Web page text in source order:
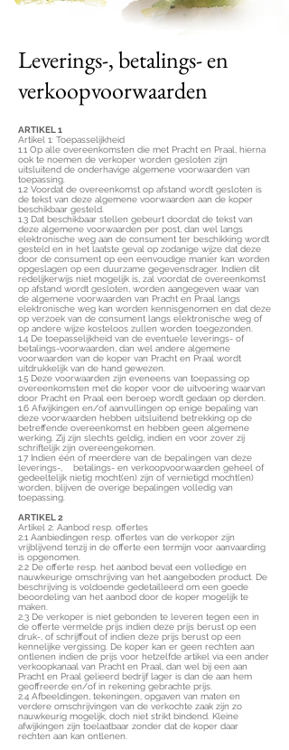
Leverings-, betalings- en
verkoopvoorwaarden
ARTIKEL 1
Artikel 1: Toepasselijkheid
1.1 Op alle overeenkomsten die met Pracht en Praal, hierna
ook te noemen de verkoper worden gesloten zijn
uitsluitend de onderhavige algemene voorwaarden van
toepassing.
1.2 Voordat de overeenkomst op afstand wordt gesloten is
de tekst van deze algemene voorwaarden aan de koper
beschikbaar gesteld.
1.3 Dat beschikbaar stellen gebeurt doordat de tekst van
deze algemene voorwaarden per post, dan wel langs
elektronische weg aan de consument ter beschikking wordt
gesteld en in het laatste geval op zodanige wijze dat deze
door de consument op een eenvoudige manier kan worden
opgeslagen op een duurzame gegevensdrager. Indien dit
redelijkerwijs niet mogelijk is, zal voordat de overeenkomst
op afstand wordt gesloten, worden aangegeven waar van
de algemene voorwaarden van Pracht en Praal langs
elektronische weg kan worden kennisgenomen en dat deze
op verzoek van de consument langs elektronische weg of
op andere wijze kosteloos zullen worden toegezonden.
1.4 De toepasselijkheid van de eventuele leverings- of
betalings-voorwaarden, dan wel andere algemene
voorwaarden van de koper van Pracht en Praal wordt
uitdrukkelijk van de hand gewezen.
1.5 Deze voorwaarden zijn eveneens van toepassing op
overeenkomsten met de koper voor de uitvoering waarvan
door Pracht en Praal een beroep wordt gedaan op derden.
1.6 Afwijkingen en/of aanvullingen op enige bepaling van
deze voorwaarden hebben uitsluitend betrekking op de
betreffende overeenkomst en hebben geen algemene
werking. Zij zijn slechts geldig, indien en voor zover zij
schriftelijk zijn overeengekomen.
1.7 Indien één of meerdere van de bepalingen van deze
leverings-, betalings- en verkoopvoorwaarden geheel of
gedeeltelijk nietig mocht(en) zijn of vernietigd mocht(en)
worden, blijven de overige bepalingen volledig van
toepassing.
ARTIKEL 2
Artikel 2: Aanbod resp. offertes
2.1 Aanbiedingen resp. offertes van de verkoper zijn
vrijblijvend tenzij in de offerte een termijn voor aanvaarding
is opgenomen.
2.2 De offerte resp. het aanbod bevat een volledige en
nauwkeurige omschrijving van het aangeboden product. De
beschrijving is voldoende gedetailleerd om een goede
beoordeling van het aanbod door de koper mogelijk te
maken.
2.3 De verkoper is niet gebonden te leveren tegen een in
de offerte vermelde prijs indien deze prijs berust op een
druk-, of schrijffout of indien deze prijs berust op een
kennelijke vergissing. De koper kan er geen rechten aan
ontlenen indien de prijs voor hetzelfde artikel via een ander
verkoopkanaal van Pracht en Praal, dan wel bij een aan
Pracht en Praal gelieerd bedrijf lager is dan de aan hem
geoffreerde en/of in rekening gebrachte prijs.
2.4 Afbeeldingen, tekeningen, opgaven van maten en
verdere omschrijvingen van de verkochte zaak zijn zo
nauwkeurig mogelijk, doch niet strikt bindend. Kleine
afwijkingen zijn toelaatbaar zonder dat de koper daar
rechten aan kan ontlenen.